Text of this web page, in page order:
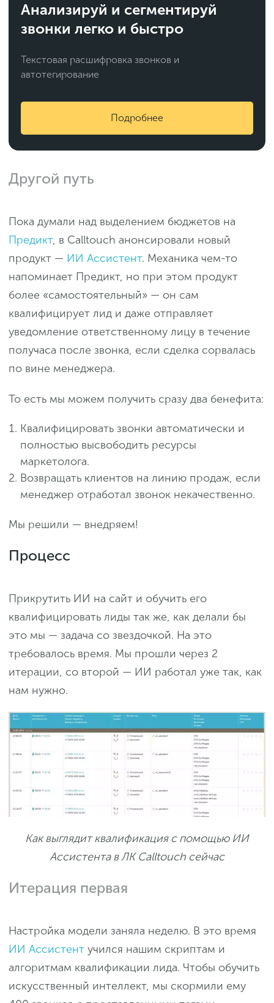
Анализируй и сегментируй
звонки легко и быстро
Текстовая расшифровка звонков и
автотегирование
Подробнее
Другой путь
Пока думали над выделением бюджетов на
Предикт, в Calltouch анонсировали новый
продукт — ИИ Ассистент. Механика чем-то
напоминает Предикт, но при этом продукт
более «‎самостоятельный»‎ — он сам
квалифицирует лид и даже отправляет
уведомление ответственному лицу в течение
получаса после звонка, если сделка сорвалась
по вине менеджера.
То есть мы можем получить сразу два бенефита:
Квалифицировать звонки автоматически и
полностью высвободить ресурсы
маркетолога.
Возвращать клиентов на линию продаж, если
менеджер отработал звонок некачественно.
Мы решили — внедряем!
Процесс
Прикрутить ИИ на сайт и обучить его
квалифицировать лиды так же, как делали бы
это мы — задача со звездочкой. На это
требовалось время. Мы прошли через 2
итерации, со второй — ИИ работал уже так, как
нам нужно.
Как выглядит квалификация с помощью ИИ
Ассистента в ЛК Calltouch сейчас
Итерация первая
Настройка модели заняла неделю. В это время
ИИ Ассистент учился нашим скриптам и
алгоритмам квалификации лида. Чтобы обучить
искусственный интеллект, мы скормили ему